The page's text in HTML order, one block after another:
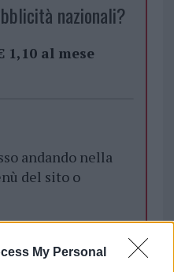
My Personal
nazionali?
1,10 al mese
andando nella
del sito o